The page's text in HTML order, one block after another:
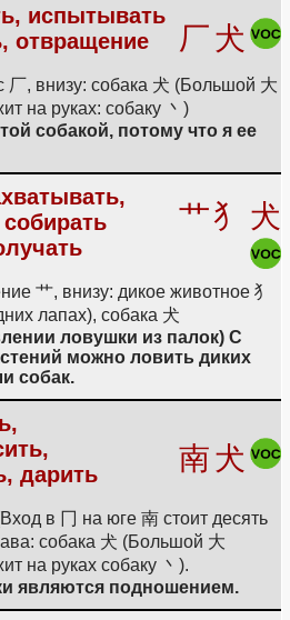
испытывать
отвращение
厂犬
厂, внизу: собака 犬 (Большой 大
на руках: собаку 丶)
собакой, потому что я ее
艹犭 犬
艹, внизу: дикое животное 犭
лапах), собака 犬
ловушки из палок) С
можно ловить диких
собак.
дарить
南犬
в 冂 на юге 南 стоит десять
собака 犬 (Большой 大
на руках собаку 丶).
являются подношением.